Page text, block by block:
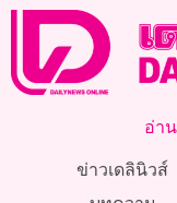
อ่า
ข่าวเดลินิวส์